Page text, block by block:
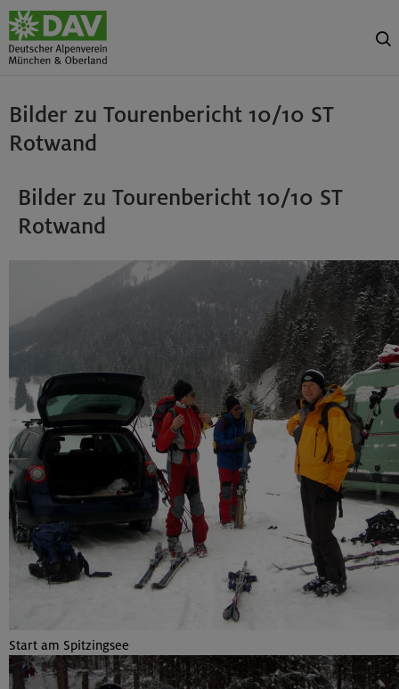
Bilder zu Tourenbericht 10/10 ST
Rotwand
Bilder zu Tourenbericht 10/10 ST
Rotwand
Start am Spitzingsee